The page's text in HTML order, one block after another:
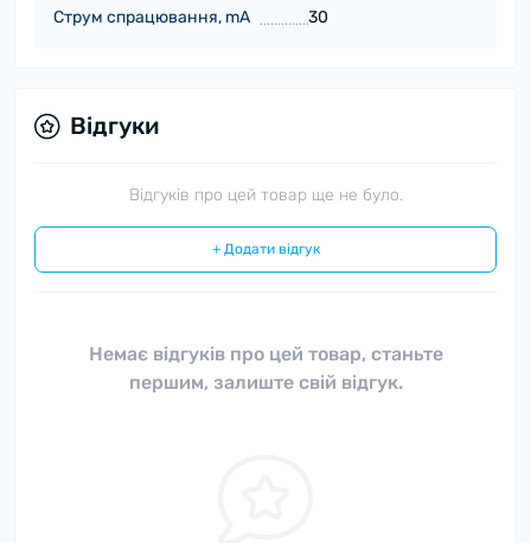
Струм спрацювання, mA 30
Відгуки
Відгуків про цей товар ще не було.
+ Додати відгук
Немає відгуків про цей товар, станьте
першим, залиште свій відгук.